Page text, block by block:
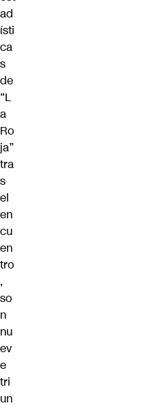
ad
ísti
ca
s
de
“L
a
Ro
ja”
tra
s
el
en
cu
en
tro
,
so
n
nu
ev
e
tri
un